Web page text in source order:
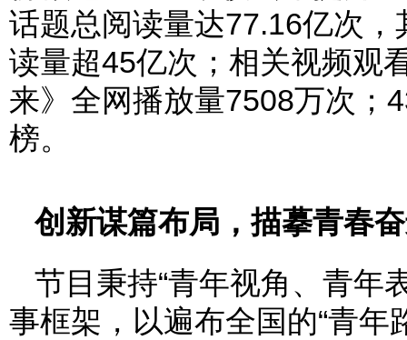
话题总阅读量达77.16亿次
读量超45亿次；相关视频观
来》全网播放量7508万次；
榜。
创新谋篇布局，描摹青春
节目秉持“青年视角、青年
事框架，以遍布全国的“青年